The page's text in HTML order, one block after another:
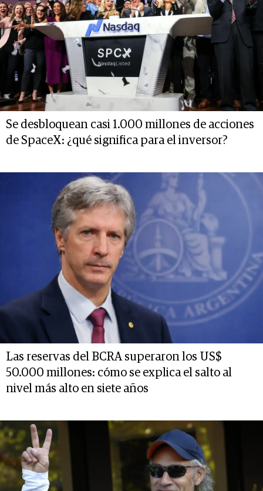
Se desbloquean casi 1.000 millones de acciones
de SpaceX: ¿qué significa para el inversor?
Las reservas del BCRA superaron los US$
50.000 millones: cómo se explica el salto al
nivel más alto en siete años